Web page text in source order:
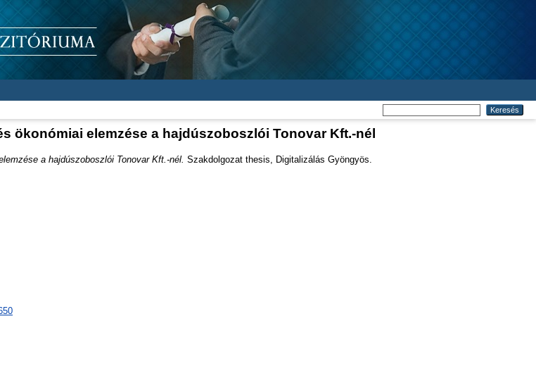
ökonómiai elemzése a hajdúszoboszlói Tonovar Kft.-nél
a hajdúszoboszlói Tonovar Kft.-nél. Szakdolgozat thesis, Digitalizálás Gyöngyös.